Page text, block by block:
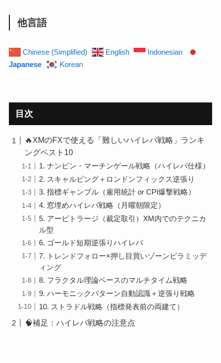
他言語
Chinese (Simplified) English
Indonesian
Japanese
Korean
目次
🔥XMのFXで使える「難しいハイレバ戦略」ランキ
ングベスト10
1. ナンピン・マーチンゲール戦略（ハイレバ仕様）
2. スキャルピング＋ロンドンフィックス逆張り
3. 指標ギャンブル（雇用統計 or CPI爆撃戦略）
4. 窓埋めハイレバ戦略（月曜朝限定）
5. アービトラージ（裁定取引）XM内でのテクニカ
ル型
6. ゴールド短期逆張りハイレバ
7. トレンドフォロー×押し目買いゾーンピラミッデ
ィング
8. フラクタル理論ベースのマルチタイム戦略
9. ハーモニックパターン自動認識＋逆張り戦略
10. ストラドル戦略（指標発表前の両建て）
🧠補足：ハイレバ戦略の注意点